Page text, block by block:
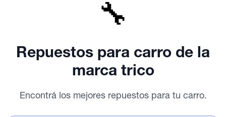
🔧
Repuestos para carro de la
marca trico
Encontrá los mejores repuestos para tu carro.